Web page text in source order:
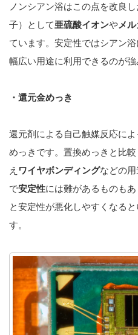
ノンシアン浴はこの点を改良
子）として亜硫酸イオンやメ
ています。安定性ではシアン
幅広い用途に利用できるのが強
・還元金めっき
還元剤による自己触媒反応に
めっきです。置換めっきと比較
え ワイヤボンディングなどの
で安定性には難があるものもあ
と安定性が悪化しやすくなる
す。